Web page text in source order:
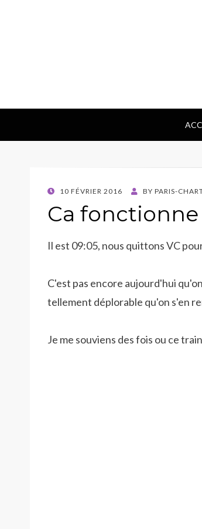
POSTED
10 FÉVRIER 2016 BY PARIS-
Ca
Il est 09:05, nous quittons VC
C'est pas encore aujourd'hui
tellement déplorable qu'on s'en
Je me souviens des fois ou ce